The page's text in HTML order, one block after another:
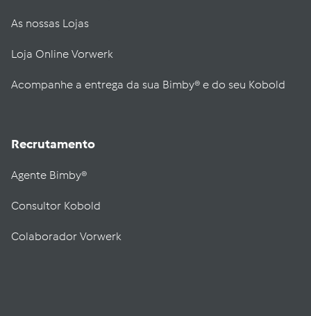
As nossas Lojas
Loja Online Vorwerk
Acompanhe a entrega da sua Bimby® e do seu Kobold
Recrutamento
Agente Bimby®
Consultor Kobold
Colaborador Vorwerk